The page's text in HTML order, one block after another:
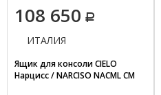
108 650
ИТАЛИЯ
Ящик для консоли CIELO
Нарцисс / NARCISO NACML CM